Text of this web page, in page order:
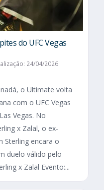
do UFC Vegas
24/04/2026
o Ultimate volta
com o UFC Vegas
Vegas. No
x Zalal, o ex-
Sterling encara o
duelo válido pelo
x Zalal Evento:...